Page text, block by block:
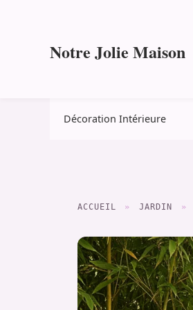
Notre Jolie Maison
Décoration Intérieure
ACCUEIL » JARDIN »